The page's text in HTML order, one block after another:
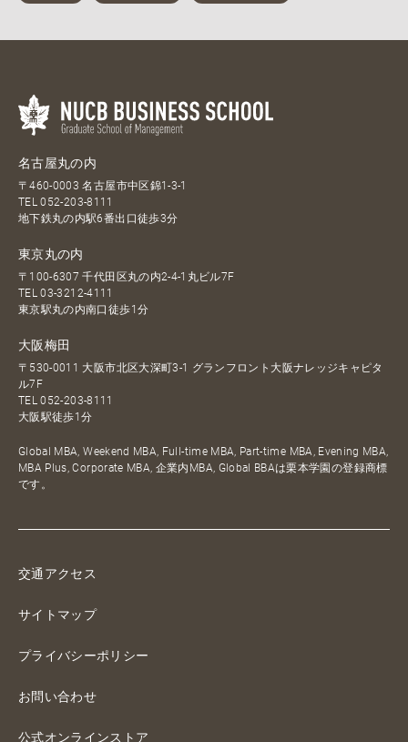
名古屋丸の内
〒460-0003 名古屋市中区錦1-3-1
TEL052-203-8111
地下鉄丸の内駅6番出口徒歩3分
東京丸の内
〒100-6307 千代田区丸の内2-4-1丸ビル7F
TEL03-3212-4111
東京駅丸の内南口徒歩1分
大阪梅田
〒530-0011 大阪市北区大深町3-1 グランフロント大阪ナレッジキャピタ
ル7F
TEL052-203-8111
大阪駅徒歩1分
Global MBA, Weekend MBA, Full-time MBA, Part-time MBA, Evening MBA,
MBA Plus, Corporate MBA, 企業内MBA, Global BBAは栗本学園の登録商標
です。
交通アクセス
サイトマップ
プライバシーポリシー
お問い合わせ
公式オンラインストア